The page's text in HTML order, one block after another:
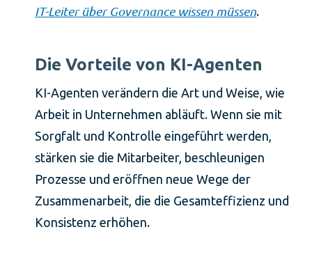
IT-Leiter über Governance wissen müssen.
Die Vorteile von KI-Agenten
KI-Agenten verändern die Art und Weise, wie
Arbeit in Unternehmen abläuft. Wenn sie mit
Sorgfalt und Kontrolle eingeführt werden,
stärken sie die Mitarbeiter, beschleunigen
Prozesse und eröffnen neue Wege der
Zusammenarbeit, die die Gesamteffizienz und
Konsistenz erhöhen.